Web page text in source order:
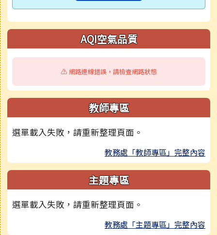
AQI空氣品質
⚠️ 網路連線錯誤，請檢查網路狀態
教師專區
選單載入失敗，請重新整理頁面。
教務處「教師專區」完整內容
主題專區
選單載入失敗，請重新整理頁面。
教務處「主題專區」完整內容